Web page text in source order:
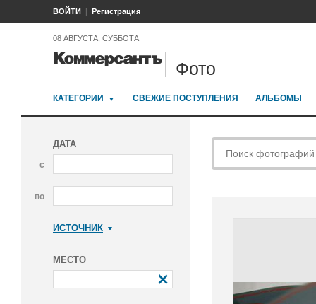
ВОЙТИ Регистрация
08 АВГУСТА, СУББОТА
Фото
КАТЕГОРИИ СВЕЖИЕ ПОСТУПЛЕНИЯ АЛЬБОМЫ
ДАТА
с
по
ИСТОЧНИК
МЕСТО